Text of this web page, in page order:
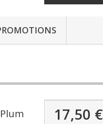
17,50 €